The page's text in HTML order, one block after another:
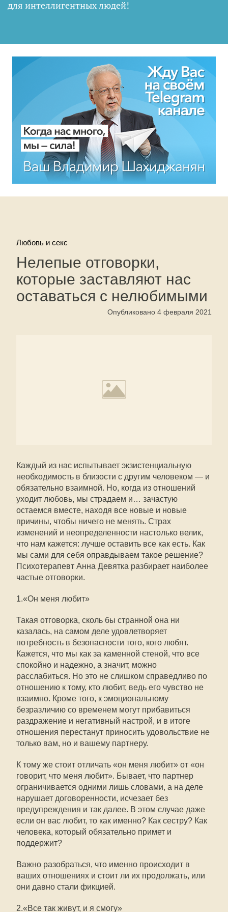
для интеллигентных людей!
Любовь и секс
Нелепые отговорки,
которые заставляют нас
оставаться с нелюбимыми
Опубликовано 4 февраля 2021
Каждый из нас испытывает экзистенциальную
необходимость в близости с другим человеком — и
обязательно взаимной. Но, когда из отношений
уходит любовь, мы страдаем и… зачастую
остаемся вместе, находя все новые и новые
причины, чтобы ничего не менять. Страх
изменений и неопределенности настолько велик,
что нам кажется: лучше оставить все как есть. Как
мы сами для себя оправдываем такое решение?
Психотерапевт Анна Девятка разбирает наиболее
частые отговорки.
1.«Он меня любит»
Такая отговорка, сколь бы странной она ни
казалась, на самом деле удовлетворяет
потребность в безопасности того, кого любят.
Кажется, что мы как за каменной стеной, что все
спокойно и надежно, а значит, можно
расслабиться. Но это не слишком справедливо по
отношению к тому, кто любит, ведь его чувство не
взаимно. Кроме того, к эмоциональному
безразличию со временем могут прибавиться
раздражение и негативный настрой, и в итоге
отношения перестанут приносить удовольствие не
только вам, но и вашему партнеру.
К тому же стоит отличать «он меня любит» от «он
говорит, что меня любит». Бывает, что партнер
ограничивается одними лишь словами, а на деле
нарушает договоренности, исчезает без
предупреждения и так далее. В этом случае даже
если он вас любит, то как именно? Как сестру? Как
человека, который обязательно примет и
поддержит?
Важно разобраться, что именно происходит в
ваших отношениях и стоит ли их продолжать, или
они давно стали фикцией.
2.«Все так живут, и я смогу»